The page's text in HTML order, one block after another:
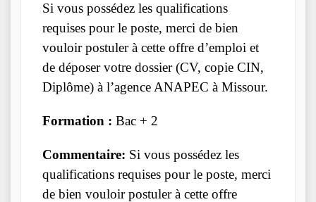
Si vous possédez les qualifications
requises pour le poste, merci de bien
vouloir postuler à cette offre d’emploi et
de déposer votre dossier (CV, copie CIN,
Diplôme) à l’agence ANAPEC à Missour.
Formation : Bac + 2
Commentaire: Si vous possédez les
qualifications requises pour le poste, merci
de bien vouloir postuler à cette offre